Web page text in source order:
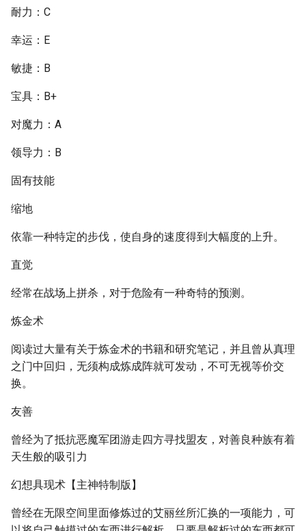
耐力：C
幸运：E
敏捷：B
宝具：B+
对魔力：A
领导力：B
固有技能
缩地
依靠一种特定的步伐，使自身的速度得到大幅度的上升。
直觉
经常在战场上拼杀，对于危险有一种奇特的预测。
炼金术
阅读过大量有关于炼金术的书籍和研究笔记，并且曾从真理
之门中回归，无须构成炼成阵就可发动，不可无视等价交
换。
友善
曾经为了抵抗恶魔军团游走四方寻找盟友，对善良种族有着
天生般的吸引力
幻想具现术【主神特制版】
曾经在无限空间里面修炼过的艾丽丝所汇换的一项能力，可